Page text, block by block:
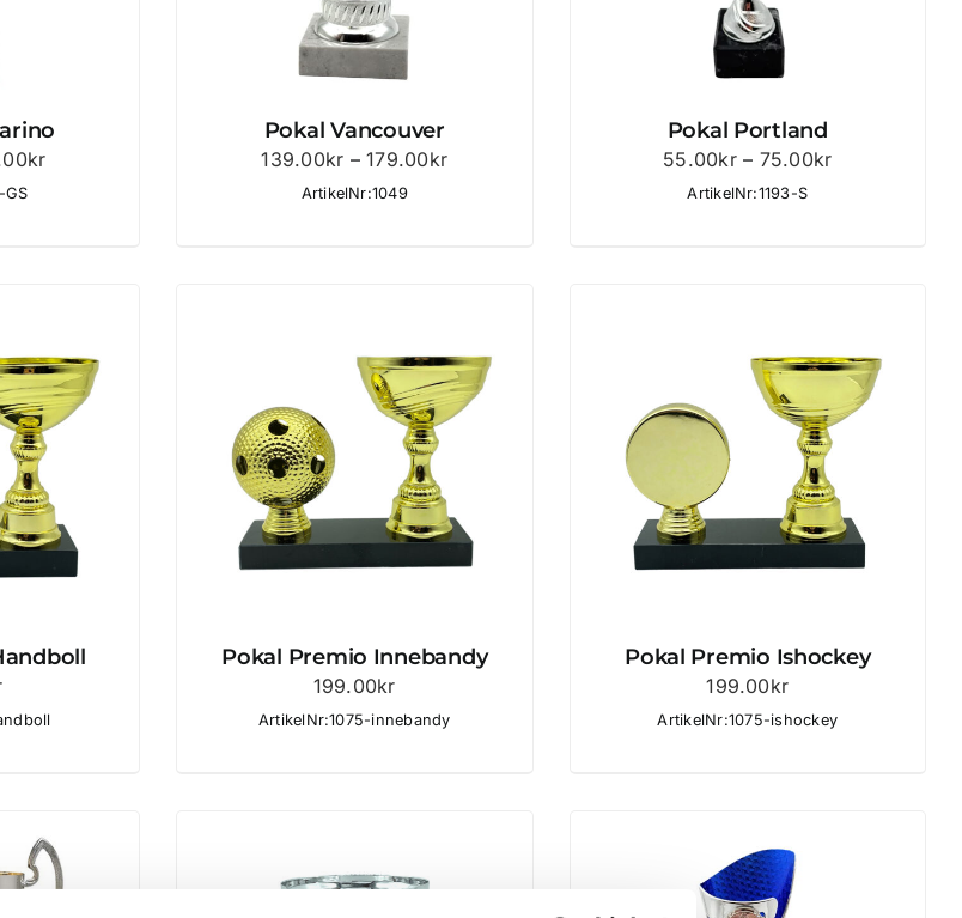
krPrisintervall:
GS
Pokal Vancouver
139.00kr – 179.00krPrisintervall:
ArtikelNr:1049
Pokal Portland
55.00kr – 75.00krPrisintervall:
ArtikelNr:1193-S
Pokal Premio Innebandy
199.00kr
ArtikelNr:1075-innebandy
Pokal Premio Ishockey
199.00kr
ArtikelNr:1075-ishockey